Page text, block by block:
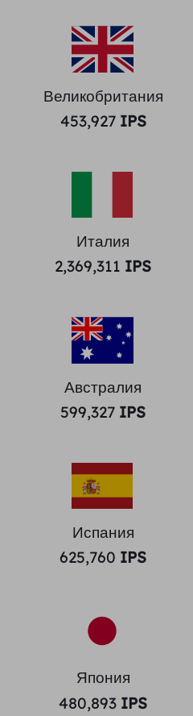
Великобритания
453,927IPS
Италия
2,369,311 IPS
Австралия
599,327 IPS
Испания
625,760 IPS
Япония
480,893 IPS